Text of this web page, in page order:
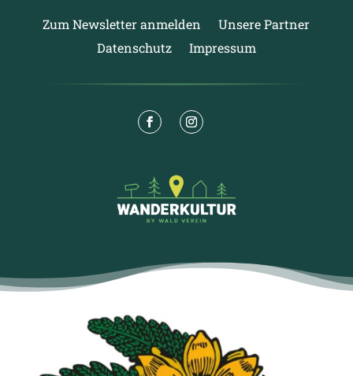
Zum Newsletter anmelden
Unsere Partner
Datenschutz
Impressum